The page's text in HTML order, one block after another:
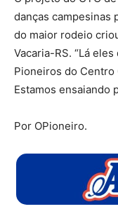
danças campesinas
do maior rodeio
Vacaria-RS. “Lá
Pioneiros do
Estamos ensaiando
Por OPioneiro.